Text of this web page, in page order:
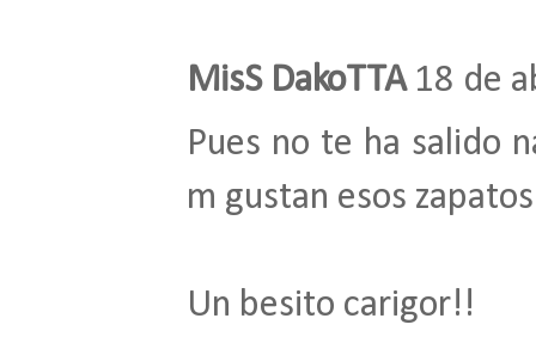
MisS DakoTTA 18 de
Pues no te ha salido
m gustan esos
Un besito carigor!!